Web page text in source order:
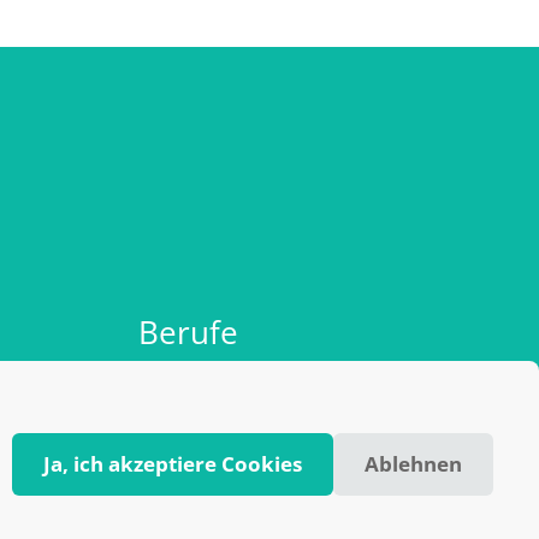
Ja, ich akzeptiere Cookies Ablehnen
Berufe
& Datenschutz